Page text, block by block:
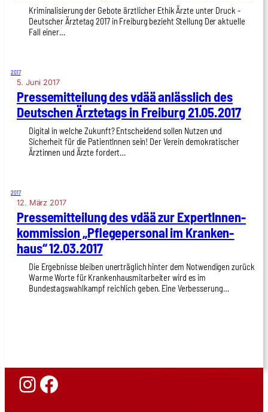
Kriminalisierung der Gebote ärztlicher Ethik Ärzte unter Druck -
Deutscher Ärztetag 2017 in Freiburg bezieht Stellung Der aktuelle
Fall einer…
2017
5. Juni 2017
Pres­se­mit­tei­lung des vdää anläss­lich des
Deut­schen Ärz­te­tags in Frei­burg 21.05.2017
Digital in welche Zukunft? Entscheidend sollen Nutzen und
Sicherheit für die PatientInnen sein! Der Verein demokratischer
Ärztinnen und Ärzte fordert…
2017
12. März 2017
Pres­se­mit­tei­lung des vdää zur Exper­tIn­nen­
kom­mis­si­on „Pfle­ge­per­so­nal im Kran­ken­
haus“ 12.03.2017
Die Ergebnisse bleiben unerträglich hinter dem Notwendigen zurück
Warme Worte für Krankenhausmitarbeiter wird es im
Bundestagswahlkampf reichlich geben. Eine Verbesserung…
Instagram
Facebook